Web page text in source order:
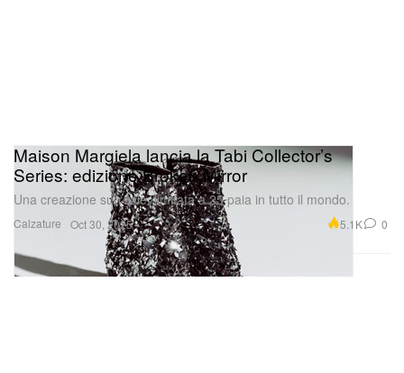
Calzature
Maison Margiela lancia la Tabi Collector’s
Series: edizione Broken Mirror
Una creazione surreale, limitata a 25 paia in tutto il mondo.
Oct 30, 2025 5.1K 0